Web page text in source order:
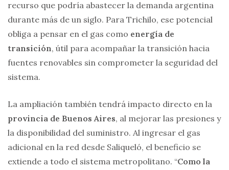
recurso que podría abastecer la demanda argentina
durante más de un siglo. Para Trichilo, ese potencial
obliga a pensar en el gas como energía de
transición, útil para acompañar la transición hacia
fuentes renovables sin comprometer la seguridad del
sistema.
La ampliación también tendrá impacto directo en la
provincia de Buenos Aires, al mejorar las presiones y
la disponibilidad del suministro. Al ingresar el gas
adicional en la red desde Saliqueló, el beneficio se
extiende a todo el sistema metropolitano. “Como la